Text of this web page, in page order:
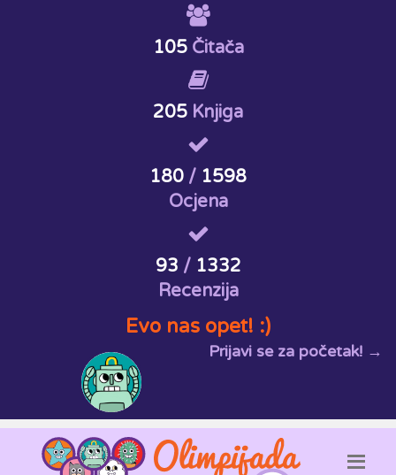
105Čitača
205 Knjiga
180 / 1598
Ocjena
93 / 1332
Recenzija
Evo nas opet! :)
Prijavi se za početak! →